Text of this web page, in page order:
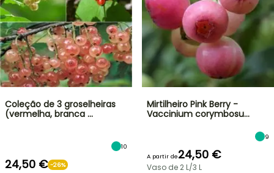
Coleção de 3 groselheiras
(vermelha, branca …
10
24,50 € -26%
Mirtilheiro Pink Berry -
Vaccinium corymbosu…
9
A partir de24,50 €
Vaso de 2 L/3 L